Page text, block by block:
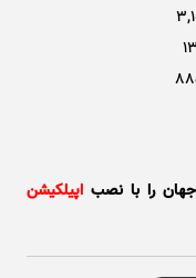
جهان را با نصب اپیلکیشن